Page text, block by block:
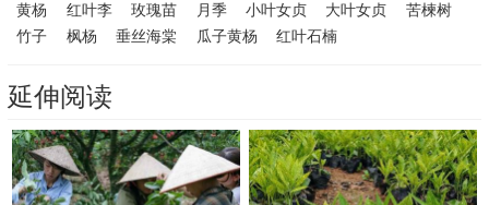
黄杨
红叶李 玫瑰苗 月季 小叶女贞 大叶女贞
苦楝树
竹子
枫杨 垂丝海棠 瓜子黄杨 红叶石楠
延伸阅读